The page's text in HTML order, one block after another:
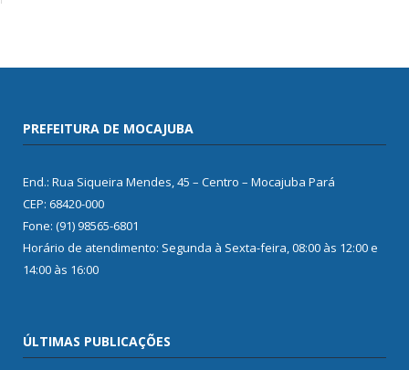
PREFEITURA DE MOCAJUBA
End.: Rua Siqueira Mendes, 45 – Centro – Mocajuba Pará
CEP: 68420-000
Fone: (91) 98565-6801
Horário de atendimento: Segunda à Sexta-feira, 08:00 às 12:00 e
14:00 às 16:00
ÚLTIMAS PUBLICAÇÕES